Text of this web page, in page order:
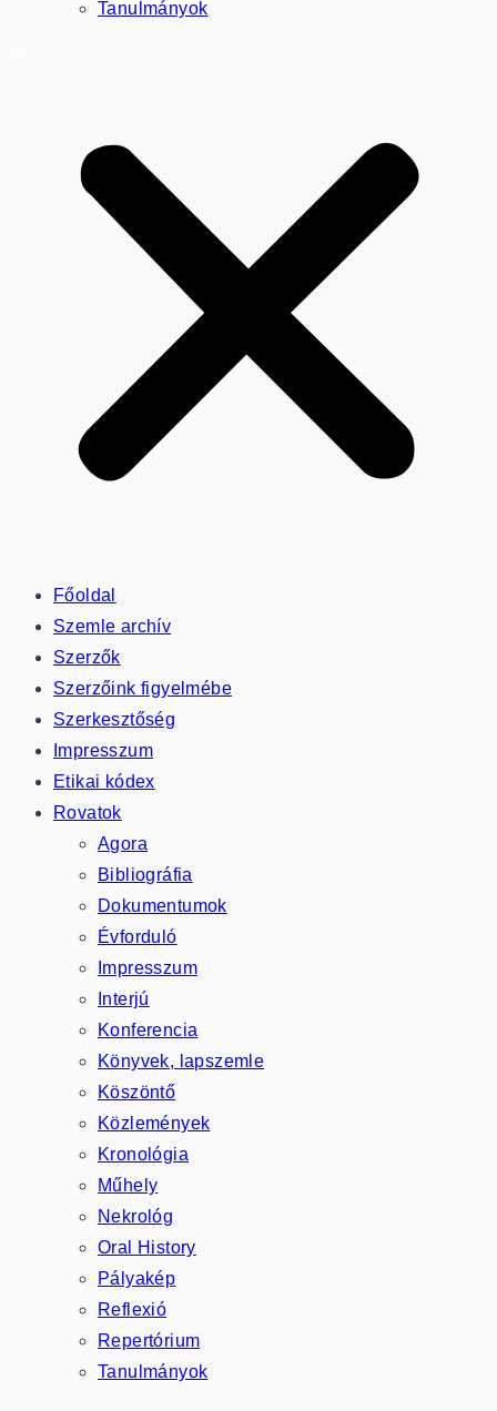
Tanulmányok
Főoldal
Szemle archív
Szerzők
Szerzőink figyelmébe
Szerkesztőség
Impresszum
Etikai kódex
Rovatok
Agora
Bibliográfia
Dokumentumok
Évforduló
Impresszum
Interjú
Konferencia
Könyvek, lapszemle
Köszöntő
Közlemények
Kronológia
Műhely
Nekrológ
Oral History
Pályakép
Reflexió
Repertórium
Tanulmányok